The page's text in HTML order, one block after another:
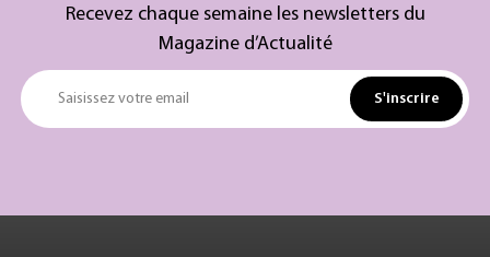
Recevez chaque semaine les newsletters du
Magazine d’Actualité
Saisissez votre email S'inscrire